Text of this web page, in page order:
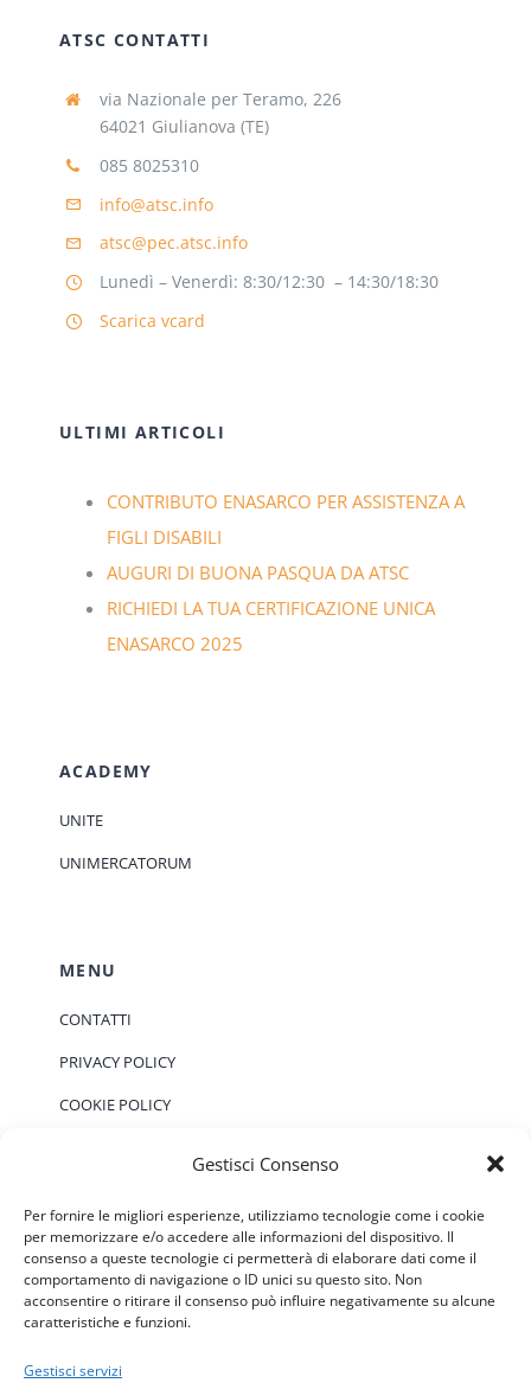
Gestisci Consenso
Per fornire le migliori esperienze, utilizziamo tecnologie come i cookie
per memorizzare e/o accedere alle informazioni del dispositivo. Il
consenso a queste tecnologie ci permetterà di elaborare dati come il
comportamento di navigazione o ID unici su questo sito. Non
acconsentire o ritirare il consenso può influire negativamente su alcune
caratteristiche e funzioni.
Gestisci servizi
ATSC CONTATTI
via Nazionale per Teramo, 226
64021 Giulianova (TE)
085 8025310
info@atsc.info
atsc@pec.atsc.info
Lunedì – Venerdì: 8:30/12:30 – 14:30/18:30
Scarica vcard
ULTIMI ARTICOLI
CONTRIBUTO ENASARCO PER ASSISTENZA A
FIGLI DISABILI
AUGURI DI BUONA PASQUA DA ATSC
RICHIEDI LA TUA CERTIFICAZIONE UNICA
ENASARCO 2025
ACADEMY
UNITE
UNIMERCATORUM
MENU
CONTATTI
PRIVACY POLICY
COOKIE POLICY
EVENTI
Notice
Non ci sono eventi previsti.